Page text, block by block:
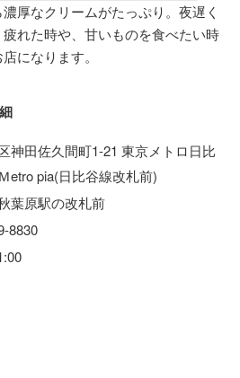
厚なクリームがたっぷり。夜遅く
れた時や、甘いものを食べたい時
になります。
神田佐久間町1-21 東京メトロ日比
etro pia(日比谷線改札前)
葉原駅の改札前
8830